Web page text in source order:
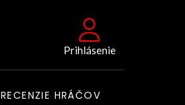
Prihlásenie
RECENZIE HRÁČOV